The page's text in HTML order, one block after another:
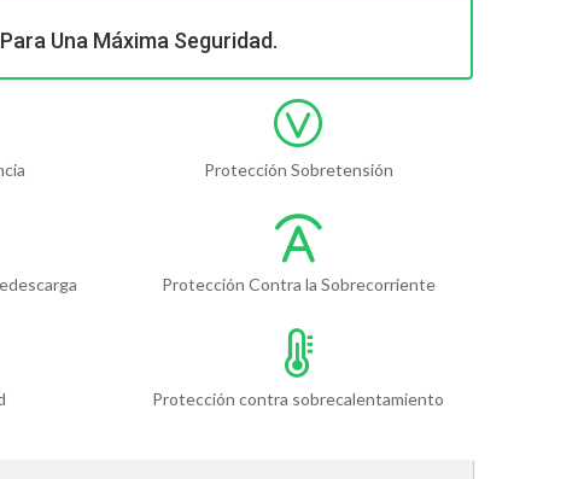
Una Máxima Seguridad.
Protección Sobretensión
Protección Contra la Sobrecorriente
Protección contra sobrecalentamiento